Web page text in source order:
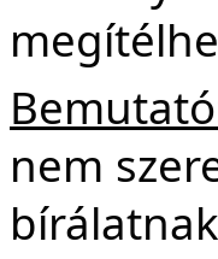
nem
bírálatnak